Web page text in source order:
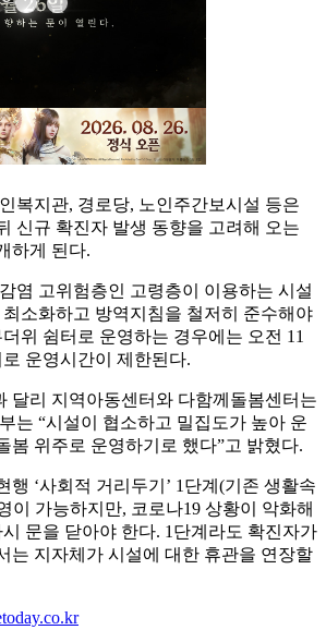
복지관, 경로당, 노인주간보시설 등은
신규 확진자 발생 동향을 고려해 오는
하게 된다.
염 고위험층인 고령층이 이용하는 시설
소화하고 방역지침을 철저히 준수해야
위 쉼터로 운영하는 경우에는 오전 11
운영시간이 제한된다.
달리 지역아동센터와 다함께돌봄센터는
는 “시설이 협소하고 밀집도가 높아 운
봄 위주로 운영하기로 했다”고 밝혔다.
행 ‘사회적 거리두기’ 1단계(기존 생활속
이 가능하지만, 코로나19 상황이 악화해
문을 닫아야 한다. 1단계라도 확진자가
는 지자체가 시설에 대한 휴관을 연장할